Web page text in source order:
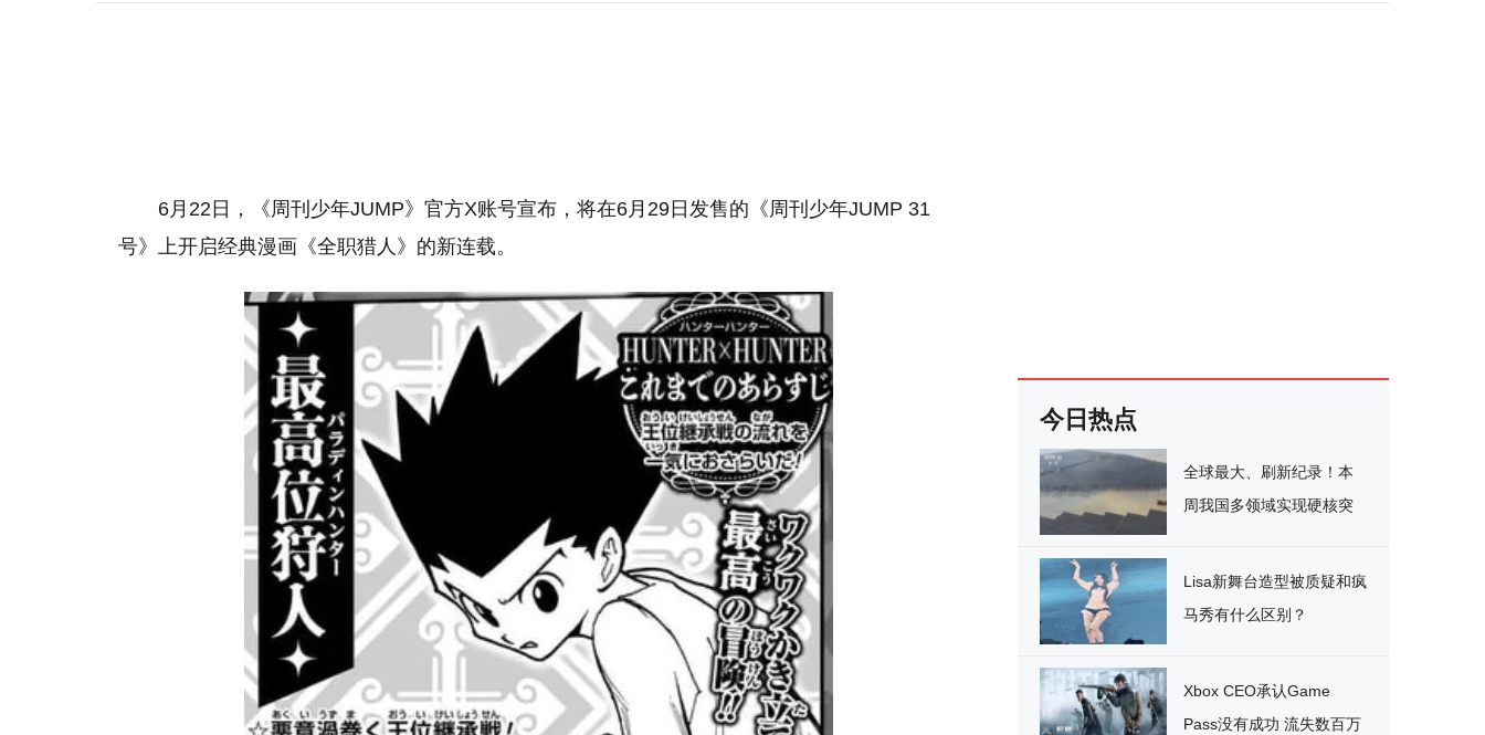
6月22日，《周刊少年JUMP》官方X账号宣布，将在6月29日发售的《周刊少年JUMP 31
号》上开启经典漫画《全职猎人》的新连载。
今日热点
全球最大、刷新纪录！本
周我国多领域实现硬核突
Lisa新舞台造型被质疑和疯
马秀有什么区别？
Xbox CEO承认Game
Pass没有成功 流失数百万